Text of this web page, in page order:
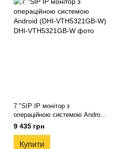
7 "SIP IP монітор з
операційною системою Android
(DHI-VTH5321GB-W)
9 435 грн
Купити